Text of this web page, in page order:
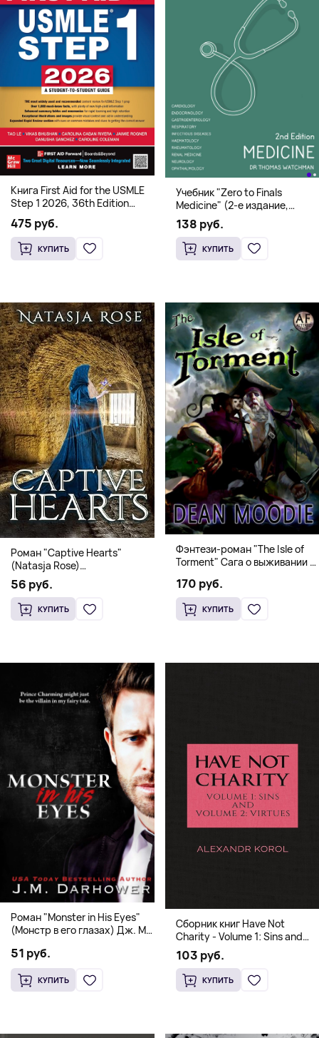
Книга First Aid for the USMLE
Step 1 2026, 36th Edition
(Мягкий переплет,
Английский язык)
475 руб.
КУПИТЬ
Учебник "Zero to Finals
Medicine" (2-е издание,
Мягкая обложка) Dr. Thomas
Watchman
138 руб.
КУПИТЬ
Роман "Captive Hearts"
(Natasja Rose)
Романтическое фэнтези
56 руб.
КУПИТЬ
Фэнтези-роман "The Isle of
Torment" Сага о выживании и
170 руб.
КУПИТЬ
Роман "Monster in His Eyes"
(Монстр в его глазах) Дж. М.
18+
51 руб.
КУПИТЬ
Сборник книг Have Not
Charity - Volume 1: Sins and
Volume 2: Virtues
103 руб.
КУПИТЬ